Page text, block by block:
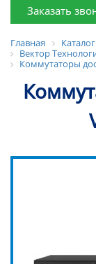
Заказать
Главная Каталог
Вектор
Коммутаторы